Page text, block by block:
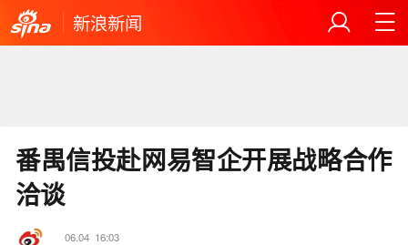
新浪新闻
番禺信投赴网易智企开展战略合作
洽谈
06.04 16:03